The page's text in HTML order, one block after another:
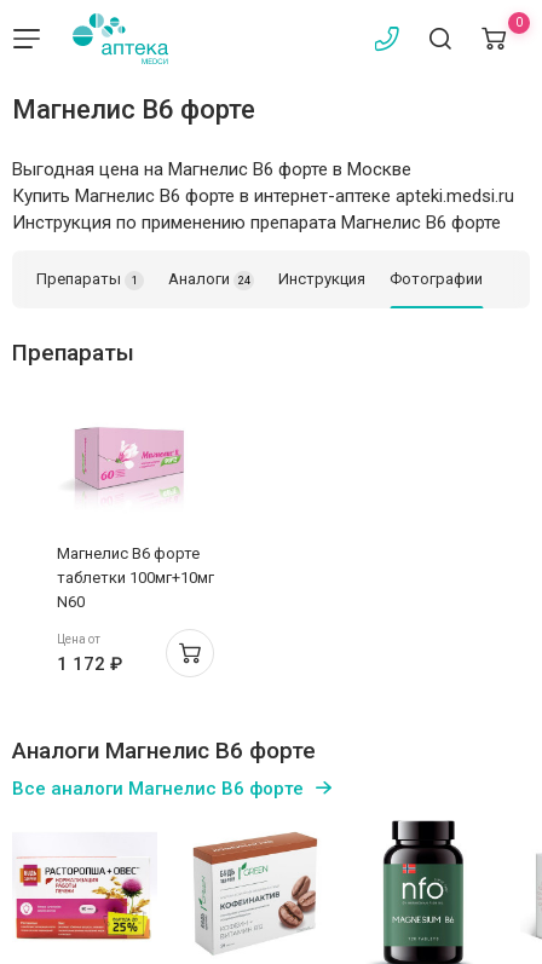
0
Магнелис B6 форте
Выгодная цена на Магнелис B6 форте в Москве
Купить Магнелис B6 форте в интернет-аптеке apteki.medsi.ru
Инструкция по применению препарата Магнелис B6 форте
Препараты 1 Аналоги 24 Инструкция Фотографии
Препараты
Магнелис B6 форте
таблетки 100мг+10мг
N60
Цена от
1 172 ₽
Аналоги Магнелис B6 форте
Все аналоги Магнелис B6 форте